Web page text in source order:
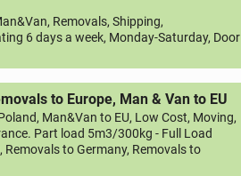
Removals, Shipping,
6 days a week, Monday-Saturday, Door
to Europe, Man & Van to EU
Man&Van to EU, Low Cost, Moving,
Part load 5m3/300kg - Full Load
to Germany, Removals to